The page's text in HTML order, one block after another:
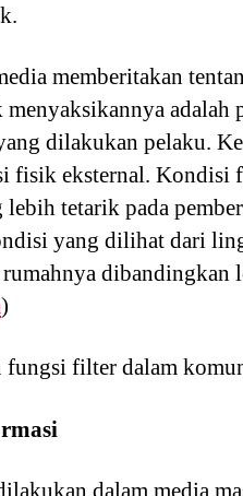
memberitakan
adalah
dilakukan pelaku.
fisik eksternal. Kondisi
lebih tetarik pada
yang dilihat dari
dibandingkan
)
filter dalam
dalam media